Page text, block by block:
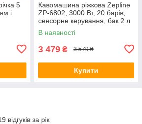
5
і
Кавомашина ріжкова Zepline
ZP-6802, 3000 Вт, 20 барів,
сенсорне керування, бак 2 л
В наявності
3 479 ₴ 3 579 ₴
Купити
за рік